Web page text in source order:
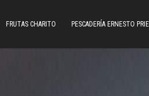
FRUTAS CHARITO PESCADERÍA ERNESTO